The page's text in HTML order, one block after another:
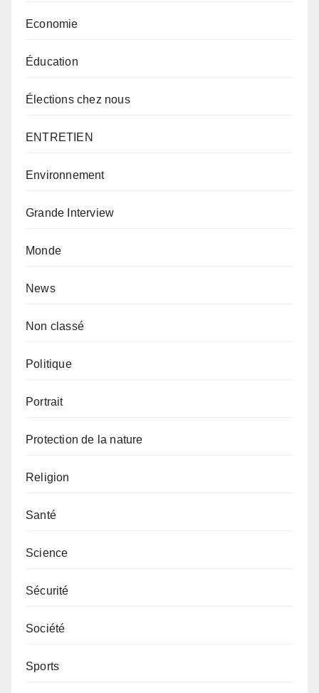
Economie
Éducation
Élections chez nous
ENTRETIEN
Environnement
Grande Interview
Monde
News
Non classé
Politique
Portrait
Protection de la nature
Religion
Santé
Science
Sécurité
Société
Sports